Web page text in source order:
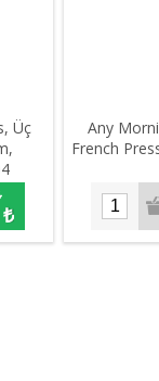
Üç
Any
French